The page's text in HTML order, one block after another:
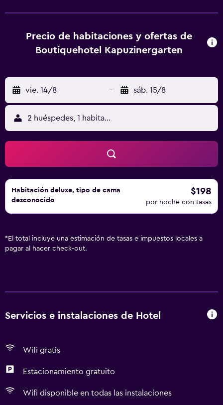
Colmar Expo está a 25 km.
Precio de habitaciones y ofertas de
Boutiquehotel Kapuzinergarten
vie. 14/8 - sáb. 15/8
2 huéspedes, 1 habitación
Habitación deluxe, tipo de cama
desconocido
$198
por noche con tasas
* El total incluye una estimación de tasas e impuestos locales a
pagar al hacer check-out.
Servicios e instalaciones de Hotel
Wifi gratis
Estacionamiento gratuito
Wifi disponible en todas las instalaciones